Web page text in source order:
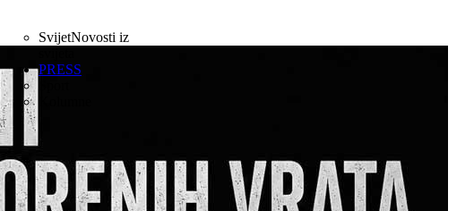
SvijetNovosti iz
PRESS